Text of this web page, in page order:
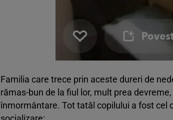
Familia care trece prin aceste dureri de
rămas-bun de la fiul lor, mult prea
înmormântare. Tot tatăl copilului a fost cel